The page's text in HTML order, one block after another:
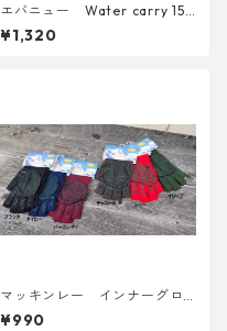
エバニュー Water carry 150
0ml Grey
¥1,320
マッキンレー インナーグロ
ーブ ノンスリップショート
¥990